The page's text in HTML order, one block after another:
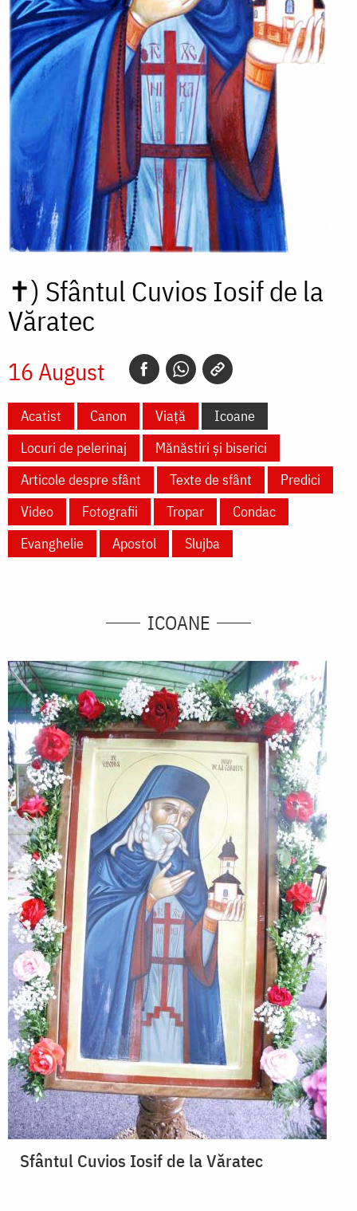
✝) Sfântul Cuvios Iosif de la
Văratec
16 August
Acatist Canon Viață
Icoane
Locuri de pelerinaj
Mănăstiri și biserici
Articole despre sfânt
Texte de sfânt
Predici
Video
Fotografii Tropar
Condac
Evanghelie
Apostol Slujba
ICOANE
Sfântul Cuvios Iosif de la Văratec